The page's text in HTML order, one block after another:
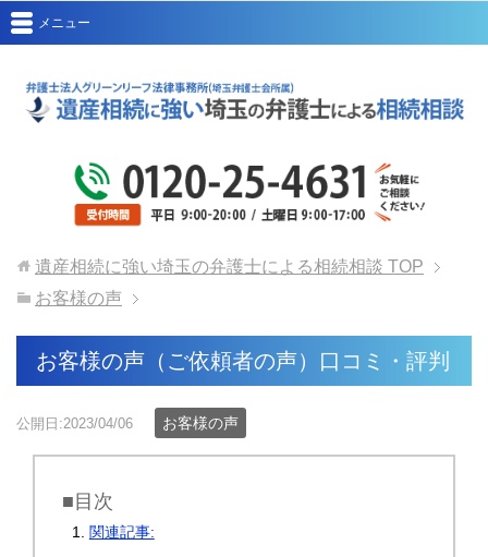
メニュー
遺産相続に強い埼玉の弁護士による相続相談 TOP
お客様の声
お客様の声（ご依頼者の声）口コミ・評判
公開日:2023/04/06 お客様の声
■目次
関連記事: